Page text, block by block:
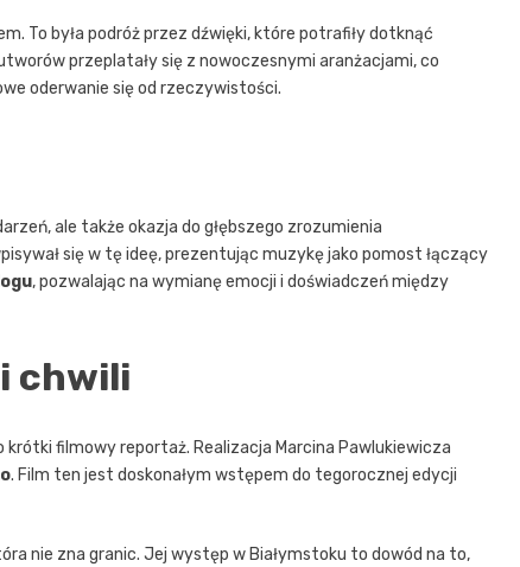
To była podróż przez dźwięki, które potrafiły dotknąć
przeplatały się z nowoczesnymi aranżacjami, co
oderwanie się od rzeczywistości.
ale także okazja do głębszego zrozumienia
się w tę ideę, prezentując muzykę jako pomost łączący
, pozwalając na wymianę emocji i doświadczeń między
chwili
filmowy reportaż. Realizacja Marcina Pawlukiewicza
. Film ten jest doskonałym wstępem do tegorocznej edycji
nie zna granic. Jej występ w Białymstoku to dowód na to,